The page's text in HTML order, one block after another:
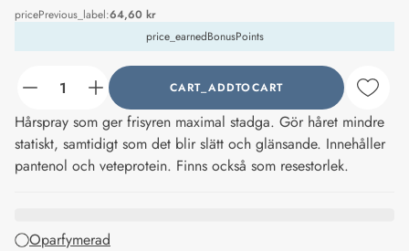
pricePrevious_label:64,60 kr
price_earnedBonusPoints
counter_current CART_ADDTOCART
Hårspray som ger frisyren maximal stadga. Gör håret mindre
statiskt, samtidigt som det blir slätt och glänsande. Innehåller
pantenol och veteprotein. Finns också som resestorlek.
Oparfymerad